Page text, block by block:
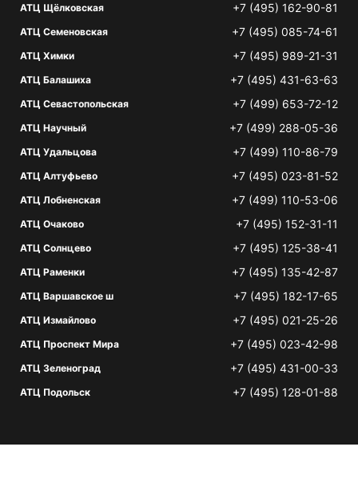
АТЦ Щёлковская +7 (495) 162-90-81
АТЦ Семеновская +7 (495) 085-74-61
АТЦ Химки +7 (495) 989-21-31
АТЦ Балашиха +7 (495) 431-63-63
АТЦ Севастопольская +7 (499) 653-72-12
АТЦ Научный +7 (499) 288-05-36
АТЦ Удальцова +7 (499) 110-86-79
АТЦ Алтуфьево +7 (495) 023-81-52
АТЦ Лобненская +7 (499) 110-53-06
АТЦ Очаково +7 (495) 152-31-11
АТЦ Солнцево +7 (495) 125-38-41
АТЦ Раменки +7 (495) 135-42-87
АТЦ Варшавское ш +7 (495) 182-17-65
АТЦ Измайлово +7 (495) 021-25-26
АТЦ Проспект Мира +7 (495) 023-42-98
АТЦ Зеленоград +7 (495) 431-00-33
АТЦ Подольск +7 (495) 128-01-88